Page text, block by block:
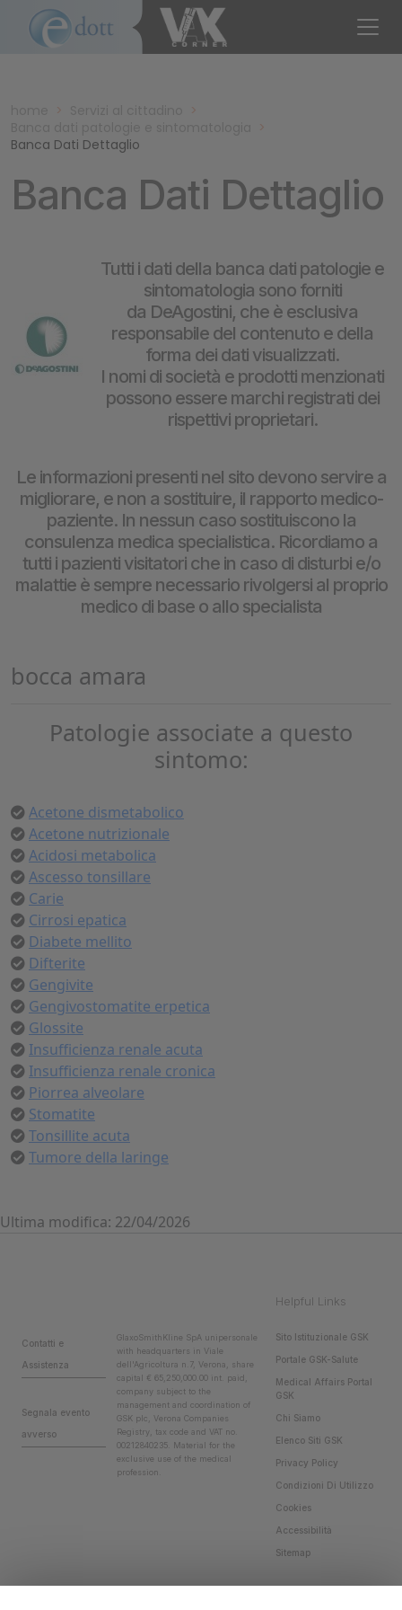
>
>
>
Banca Dati Dettaglio
Banca Dati Dettaglio
Tutti i dati della banca dati patologie e
sintomatologia sono forniti
da DeAgostini, che è esclusiva
responsabile del contenuto e della
forma dei dati visualizzati.
I nomi di società e prodotti menzionati
possono essere marchi registrati dei
rispettivi proprietari.
Le informazioni presenti nel sito devono servire a
migliorare, e non a sostituire, il rapporto medico-
paziente. In nessun caso sostituiscono la
consulenza medica specialistica. Ricordiamo a
tutti i pazienti visitatori che in caso di disturbi e/o
malattie è sempre necessario rivolgersi al proprio
medico di base o allo specialista
bocca amara
Patologie associate a questo
sintomo:
Acetone dismetabolico
Acetone nutrizionale
Acidosi metabolica
Ascesso tonsillare
Carie
Cirrosi epatica
Diabete mellito
Difterite
Gengivite
Gengivostomatite erpetica
Glossite
Insufficienza renale acuta
Insufficienza renale cronica
Piorrea alveolare
Stomatite
Tonsillite acuta
Tumore della laringe
Ultima modifica: 22/04/2026
Helpful Links
Contatti e
Assistenza
Segnala evento
avverso
GlaxoSmithKline SpA unipersonale
with headquarters in Viale
dell'Agricoltura n.7, Verona, share
capital € 65,250,000.00 int. paid,
company subject to the
management and coordination of
GSK plc, Verona Companies
Registry, tax code and VAT no.
00212840235. Material for the
exclusive use of the medical
profession.
Sito Istituzionale GSK
Portale GSK-Salute
Medical Affairs Portal
GSK
Chi Siamo
Elenco Siti GSK
Privacy Policy
Condizioni Di Utilizzo
Cookies
Accessibilità
Sitemap